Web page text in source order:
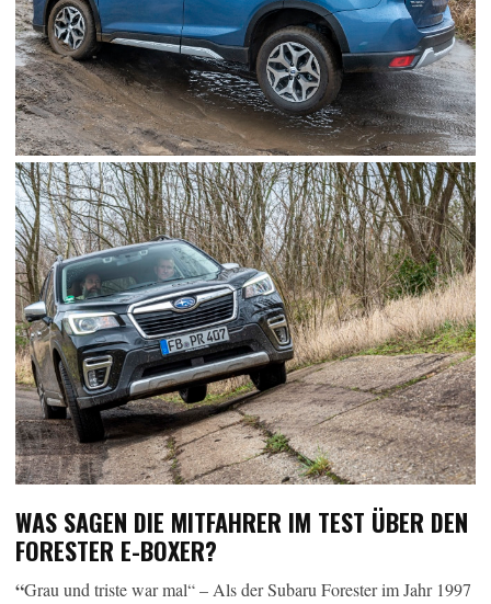
WAS SAGEN DIE MITFAHRER IM TEST ÜBER DEN
FORESTER E-BOXER?
“Grau und triste war mal“ – Als der Subaru Forester im Jahr 1997